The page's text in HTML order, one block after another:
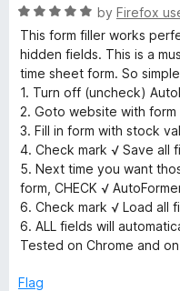
1
o
u
t
o
f
5
R
a
t
e
d
5
o
u
t
o
f
5
by Firefox
This form filler works
hidden fields. This is a
time sheet form. So
1. Turn off (uncheck)
2. Goto website with form
3. Fill in form with stock
4. Check mark √ Save all
5. Next time you want
form, CHECK √
6. Check mark √ Load all
6. ALL fields will
Tested on Chrome and
Flag